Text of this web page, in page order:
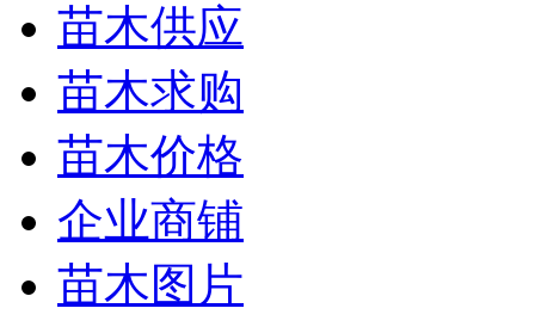
苗木供应
苗木求购
苗木价格
企业商铺
苗木图片